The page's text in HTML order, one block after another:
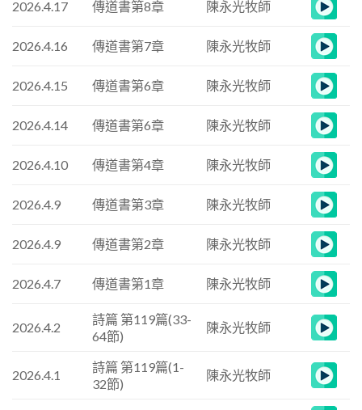
2026.4.17 傳道書第8章 陳永光牧師
2026.4.16 傳道書第7章 陳永光牧師
2026.4.15 傳道書第6章 陳永光牧師
2026.4.14 傳道書第6章 陳永光牧師
2026.4.10 傳道書第4章 陳永光牧師
2026.4.9 傳道書第3章 陳永光牧師
2026.4.9 傳道書第2章 陳永光牧師
2026.4.7 傳道書第1章 陳永光牧師
2026.4.2
詩篇 第119篇(33-
64節)
陳永光牧師
2026.4.1
詩篇 第119篇(1-
32節)
陳永光牧師